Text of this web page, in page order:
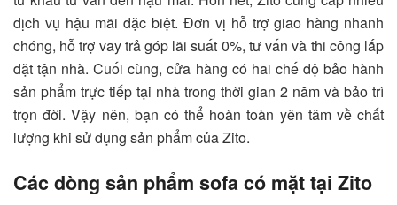
dịch vụ hậu mãi đặc biệt. Đơn vị hỗ trợ giao hàng nhanh
chóng, hỗ trợ vay trả góp lãi suất 0%, tư vấn và thi công lắp
đặt tận nhà. Cuối cùng, cửa hàng có hai chế độ bảo hành
sản phẩm trực tiếp tại nhà trong thời gian 2 năm và bảo trì
trọn đời. Vậy nên, bạn có thể hoàn toàn yên tâm về chất
lượng khi sử dụng sản phẩm của Zito.
Các dòng sản phẩm sofa có mặt tại Zito